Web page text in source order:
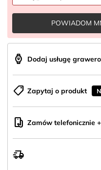
POWIADOM
aod_watch Dodaj usługę
shoppingmode Zapytaj o produkt
mobile_hand Zamów telefonicznie
delivery_truck_speed